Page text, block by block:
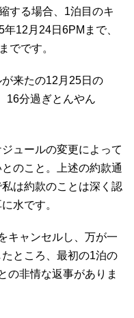
する場合、1泊目のキ
12月24日6PMまで、
でです。
来たの12月25日の
16分過ぎとんやん
ュールの変更によって
のこと。上述の約款通
は約款のことは深く認
水です。
キャンセルし、万が一
ところ、最初の1泊の
の非情な返事がありま